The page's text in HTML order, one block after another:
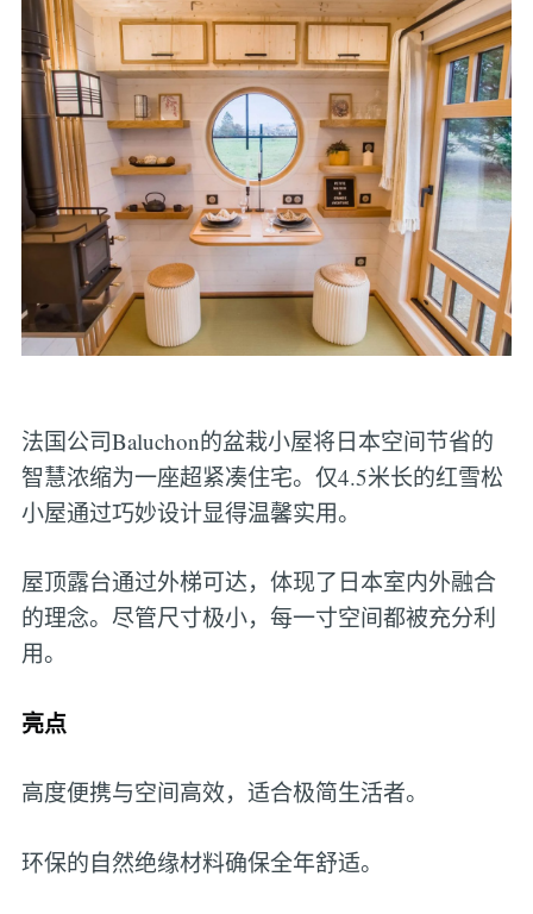
法国公司Baluchon的盆栽小屋将日本空间节省的
智慧浓缩为一座超紧凑住宅。仅4.5米长的红雪松
小屋通过巧妙设计显得温馨实用。
屋顶露台通过外梯可达，体现了日本室内外融合
的理念。尽管尺寸极小，每一寸空间都被充分利
用。
亮点
高度便携与空间高效，适合极简生活者。
环保的自然绝缘材料确保全年舒适。